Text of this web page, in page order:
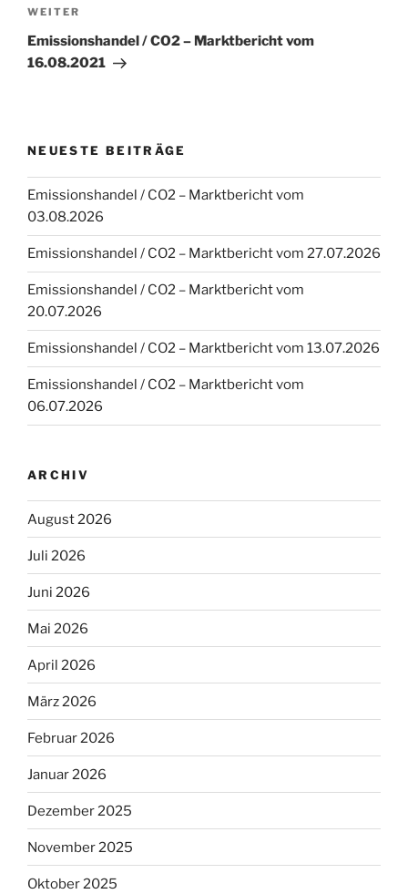
Nächster
Beitrag
WEITER
Emissionshandel / CO2 – Marktbericht vom
16.08.2021
NEUESTE BEITRÄGE
Emissionshandel / CO2 – Marktbericht vom
03.08.2026
Emissionshandel / CO2 – Marktbericht vom 27.07.2026
Emissionshandel / CO2 – Marktbericht vom
20.07.2026
Emissionshandel / CO2 – Marktbericht vom 13.07.2026
Emissionshandel / CO2 – Marktbericht vom
06.07.2026
ARCHIV
August 2026
Juli 2026
Juni 2026
Mai 2026
April 2026
März 2026
Februar 2026
Januar 2026
Dezember 2025
November 2025
Oktober 2025